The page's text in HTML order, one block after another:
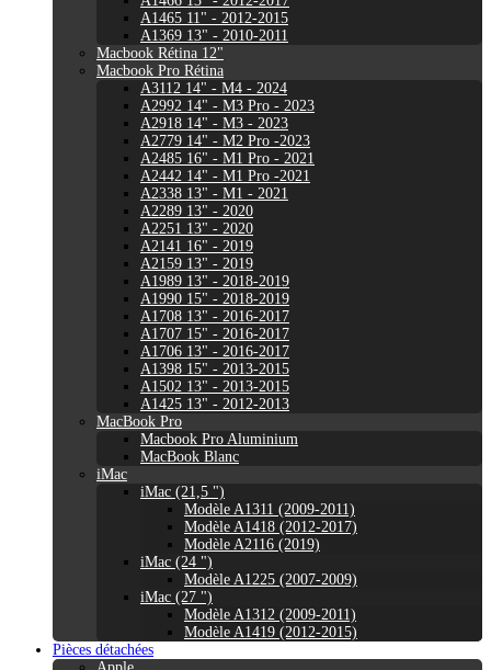
A1465 11" - 2012-2015
A1369 13" - 2010-2011
Macbook Rétina 12"
Macbook Pro Rétina
A3112 14" - M4 - 2024
A2992 14" - M3 Pro - 2023
A2918 14" - M3 - 2023
A2779 14" - M2 Pro -2023
A2485 16" - M1 Pro - 2021
A2442 14" - M1 Pro -2021
A2338 13" - M1 - 2021
A2289 13" - 2020
A2251 13" - 2020
A2141 16" - 2019
A2159 13" - 2019
A1989 13" - 2018-2019
A1990 15" - 2018-2019
A1708 13" - 2016-2017
A1707 15" - 2016-2017
A1706 13" - 2016-2017
A1398 15" - 2013-2015
A1502 13" - 2013-2015
A1425 13" - 2012-2013
MacBook Pro
Macbook Pro Aluminium
MacBook Blanc
iMac
iMac (21,5 ")
Modèle A1311 (2009-2011)
Modèle A1418 (2012-2017)
Modèle A2116 (2019)
iMac (24 ")
Modèle A1225 (2007-2009)
iMac (27 ")
Modèle A1312 (2009-2011)
Modèle A1419 (2012-2015)
Pièces détachées